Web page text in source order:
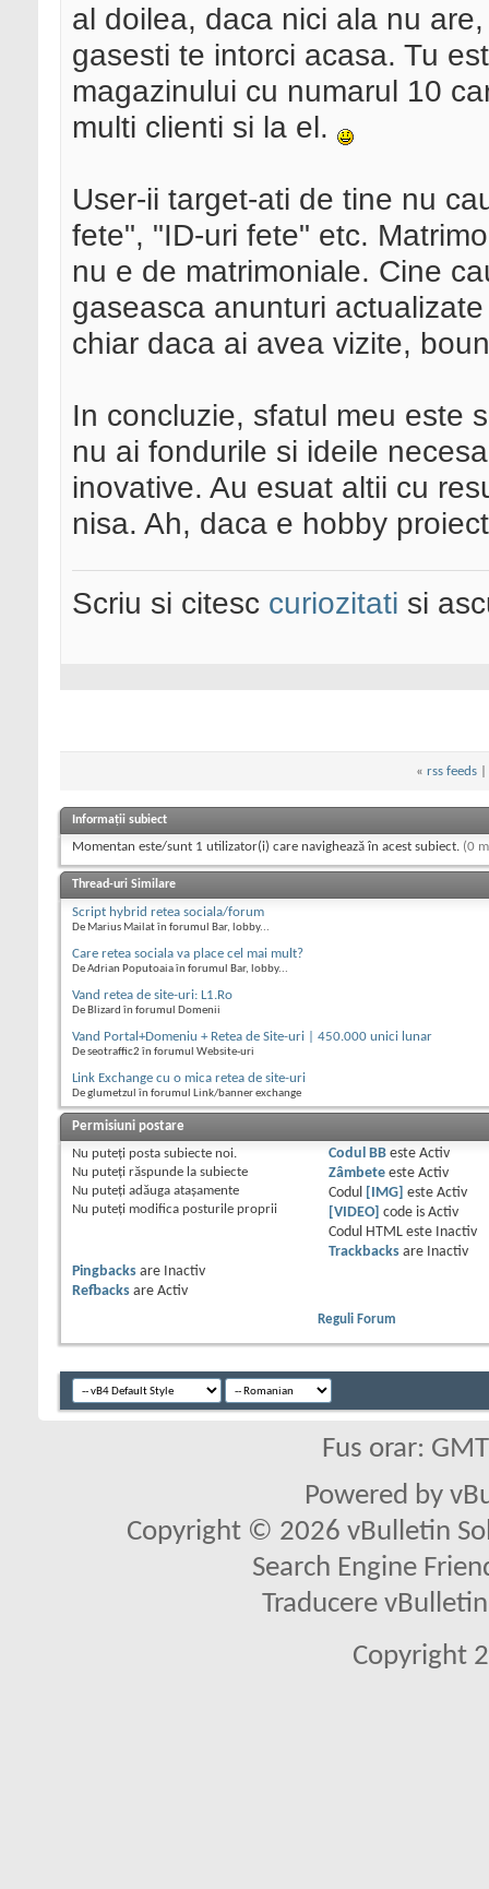
al doilea, daca nici ala nu
gasesti te intorci acasa. Tu
magazinului cu numarul 10
multi clienti si la el.
User-ii target-ati de tine nu
fete", "ID-uri fete" etc.
nu e de matrimoniale. Cine
gaseasca anunturi
chiar daca ai avea vizite,
In concluzie, sfatul meu este
nu ai fondurile si ideile
inovative. Au esuat altii cu
nisa. Ah, daca e hobby
Scriu si citesc curiozitati si
« rss feeds
Informații subiect
Momentan este/sunt 1 utilizator(i) care navighează în acest subiect. (0
Thread-uri Similare
Script hybrid retea sociala/forum
De Marius Mailat în forumul Bar, lobby...
Care retea sociala va place cel mai mult?
De Adrian Poputoaia în forumul Bar, lobby...
Vand retea de site-uri: L1.Ro
De Blizard în forumul Domenii
Vand Portal+Domeniu + Retea de Site-uri | 450.000 unici lunar
De seotraffic2 în forumul Website-uri
Link Exchange cu o mica retea de site-uri
De glumetzul în forumul Link/banner exchange
Permisiuni postare
Nu puteţi posta subiecte noi.
Nu puteţi răspunde la subiecte
Nu puteţi adăuga ataşamente
Nu puteţi modifica posturile proprii
Codul BBeste Activ
Zâmbeteeste Activ
Codul
[IMG] este Activ
[VIDEO]
code is Activ
Codul HTML este
Inactiv
Trackbacksare
Inactiv
Pingbacks are
Inactiv
Refbacks are Activ
Reguli Forum
Fus orar:
Powered by
Copyright © 2026 vBulletin
Search Engine
Traducere
Copyright